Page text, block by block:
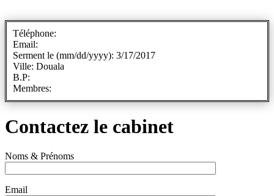
Téléphone:
Email:
Serment le (mm/dd/yyyy): 3/17/2017
Ville: Douala
B.P:
Membres:
Contactez le cabinet
Noms & Prénoms
Email